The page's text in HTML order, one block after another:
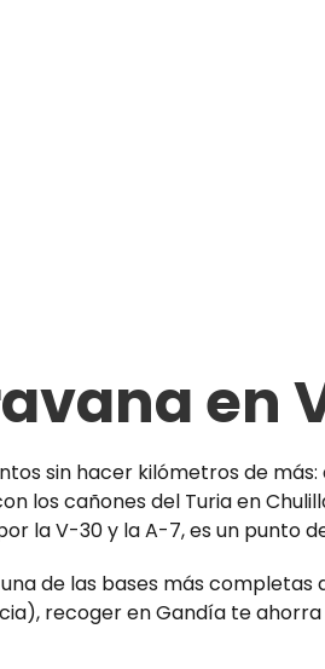
en
sin hacer kilómetros de
los cañones del Turia en
la V-30 y la A-7, es un punto
de las bases más
recoger en Gandía te